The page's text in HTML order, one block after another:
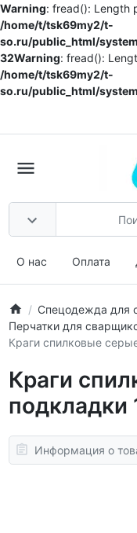
Warning: fread(): Length
/home/t/tsk69my2/t-
so.ru/public_html/
32Warning: fread():
/home/t/tsk69my2/t-
so.ru/public_html/
О нас Оплата
Спецодежда для
Перчатки для
Краги спилковые
Краги
Информация о